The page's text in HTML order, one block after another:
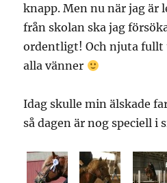
knapp. Men nu när jag är
från skolan ska jag
ordentligt! Och njuta fullt
alla vänner
Idag skulle min älskade
så dagen är nog speciell i